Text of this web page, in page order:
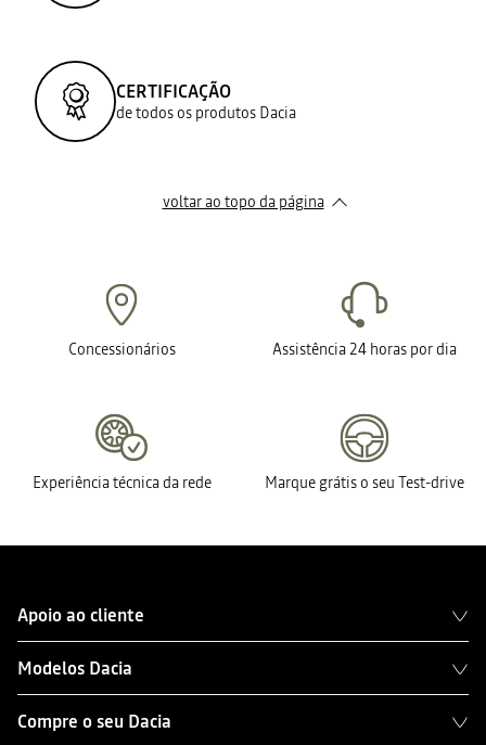
CERTIFICAÇÃO
de todos os produtos Dacia
voltar ao topo da página
Concessionários Assistência 24 horas por dia
Experiência técnica da rede Marque grátis o seu Test-drive
Apoio ao cliente
Modelos Dacia
Compre o seu Dacia